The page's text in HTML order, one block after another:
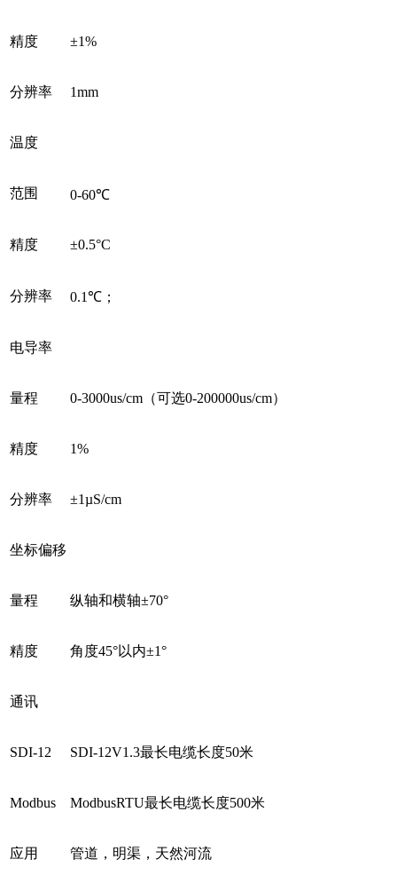
精度 ±1%
分辨率 1mm
温度
范围 0-60℃
精度 ±0.5°C
分辨率 0.1℃；
电导率
量程 0-3000us/cm（可选0-200000us/cm）
精度 1%
分辨率 ±1µS/cm
坐标偏移
量程 纵轴和横轴±70°
精度 ⻆度45°以内±1°
通讯
SDI-12 SDI-12V1.3最长电缆长度50米
Modbus ModbusRTU最长电缆长度500米
应用 管道，明渠，天然河流